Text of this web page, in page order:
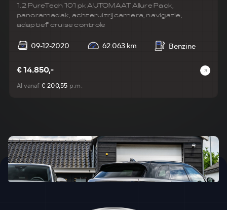
1.2 PureTech 101 pk AUTOMAAT Allure Pack,
panoramadak, achteruitrijcamera, navigatie,
adaptief cruise controle
09-12-2020 62.063 km Benzine
€ 14.850,-
Al vanaf € 200,55 p.m.